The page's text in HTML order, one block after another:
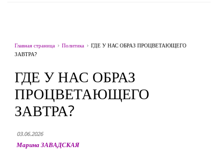
Главная страница Политика
ГДЕ У НАС ОБРАЗ ПРОЦВЕТАЮЩЕГО
ЗАВТРА?
ГДЕ У НАС ОБРАЗ
ПРОЦВЕТАЮЩЕГО
ЗАВТРА?
03.06.2026
Марина ЗАВАДСКАЯ